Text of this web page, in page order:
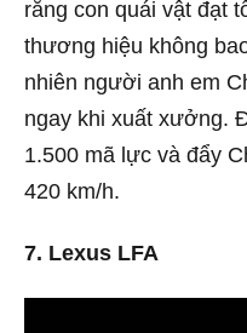
rằng con quái vật đạt
thương hiệu không
nhiên người anh em
ngay khi xuất xưởng.
1.500 mã lực và đẩy
420 km/h.
7. Lexus LFA